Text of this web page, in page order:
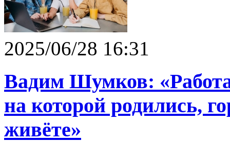
2025/06/28 16:31
Вадим Шумков:
на которой родились,
живёте»